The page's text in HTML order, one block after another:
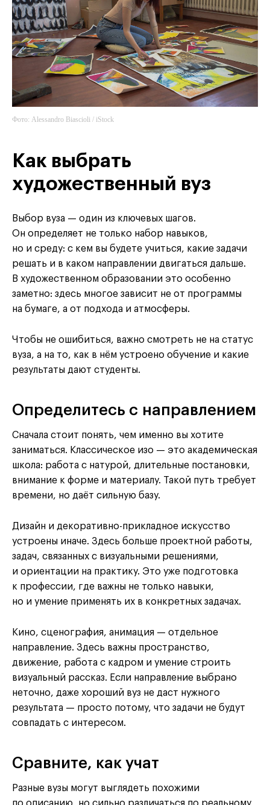
Фото: Alessandro Biascioli / iStock
Как выбрать
художественный вуз
Выбор вуза — один из ключевых шагов.
Он определяет не только набор навыков,
но и среду: с кем вы будете учиться, какие задачи
решать и в каком направлении двигаться дальше.
В художественном образовании это особенно
заметно: здесь многое зависит не от программы
на бумаге, а от подхода и атмосферы.
Чтобы не ошибиться, важно смотреть не на статус
вуза, а на то, как в нём устроено обучение и какие
результаты дают студенты.
Определитесь с направлением
Сначала стоит понять, чем именно вы хотите
заниматься. Классическое изо — это академическая
школа: работа с натурой, длительные постановки,
внимание к форме и материалу. Такой путь требует
времени, но даёт сильную базу.
Дизайн и декоративно-прикладное искусство
устроены иначе. Здесь больше проектной работы,
задач, связанных с визуальными решениями,
и ориентации на практику. Это уже подготовка
к профессии, где важны не только навыки,
но и умение применять их в конкретных задачах.
Кино, сценография, анимация — отдельное
направление. Здесь важны пространство,
движение, работа с кадром и умение строить
визуальный рассказ. Если направление выбрано
неточно, даже хороший вуз не даст нужного
результата — просто потому, что задачи не будут
совпадать с интересом.
Сравните, как учат
Разные вузы могут выглядеть похожими
по описанию, но сильно различаться по реальному